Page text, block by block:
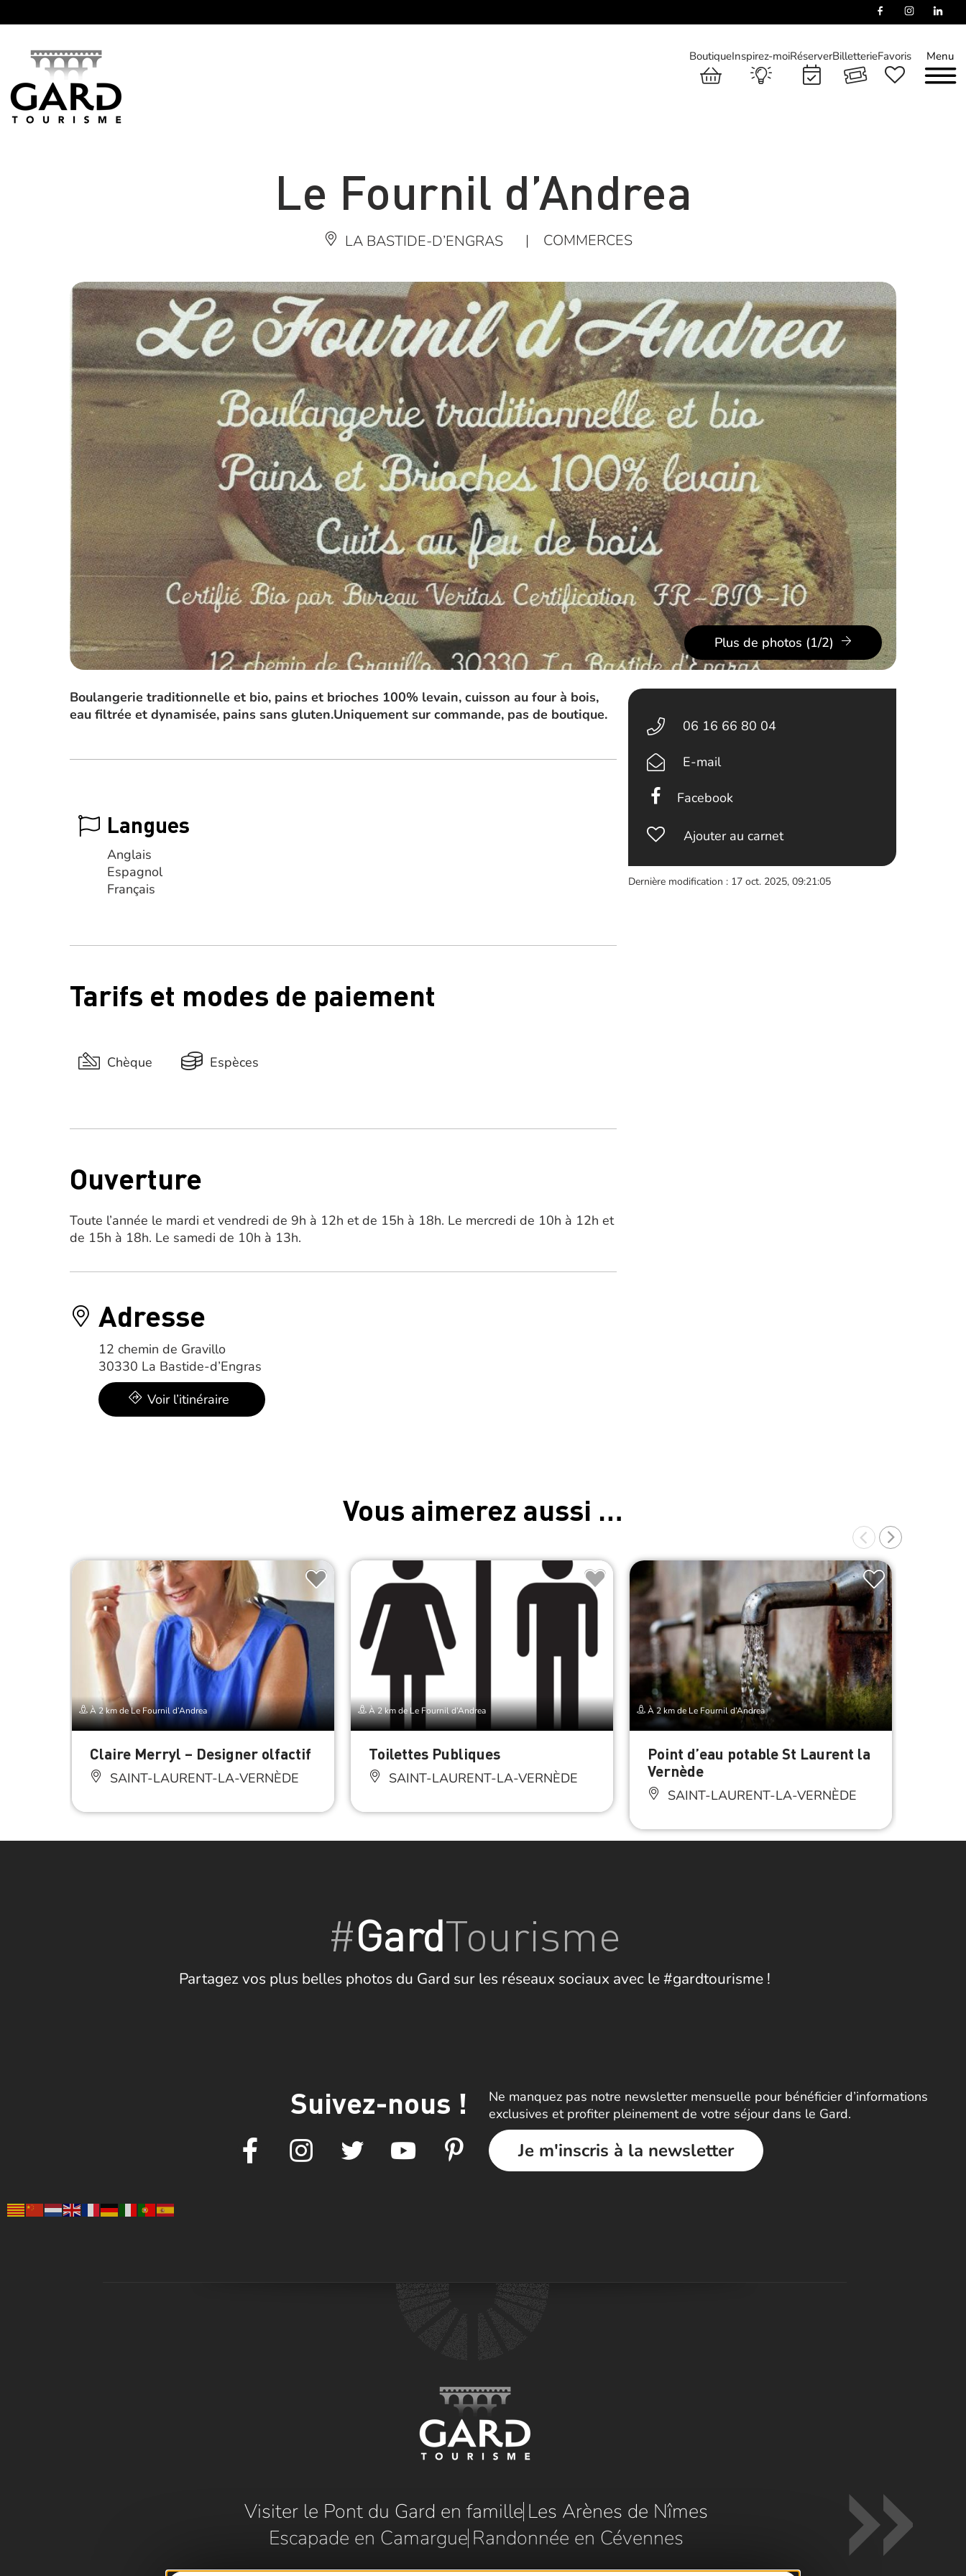
Menu
BoutiqueInspirez-moiRéserverBilletterieFavoris
Le Fournil d’Andrea
LA BASTIDE-D’ENGRAS | COMMERCES
Plus de photos (1/2)
Boulangerie traditionnelle et bio, pains et brioches 100% levain, cuisson au four à bois,
eau filtrée et dynamisée, pains sans gluten.Uniquement sur commande, pas de boutique.
Langues
Anglais
Espagnol
Français
Tarifs et modes de paiement
Chèque Espèces
Ouverture
Toute l’année le mardi et vendredi de 9h à 12h et de 15h à 18h. Le mercredi de 10h à 12h et
de 15h à 18h. Le samedi de 10h à 13h.
Adresse
12 chemin de Gravillo
30330 La Bastide-d’Engras
Voir l’itinéraire
06 16 66 80 04
E-mail
Facebook
Ajouter au carnet
Dernière modification : 17 oct. 2025, 09:21:05
Vous aimerez aussi …
À 2 km de Le Fournil d’Andrea
Claire Merryl – Designer olfactif
SAINT-LAURENT-LA-VERNÈDE
À 2 km de Le Fournil d’Andrea
Toilettes Publiques
SAINT-LAURENT-LA-VERNÈDE
À 2 km de Le Fournil d’Andrea
Point d’eau potable St Laurent la
Vernède
SAINT-LAURENT-LA-VERNÈDE
#GardTourisme
Partagez vos plus belles photos du Gard sur les réseaux sociaux avec le #gardtourisme !
Suivez-nous !
Ne manquez pas notre newsletter mensuelle pour bénéficier d’informations
exclusives et profiter pleinement de votre séjour dans le Gard.
Je m'inscris à la newsletter
Visiter le Pont du Gard en famille Les Arènes de Nîmes
Escapade en Camargue Randonnée en Cévennes